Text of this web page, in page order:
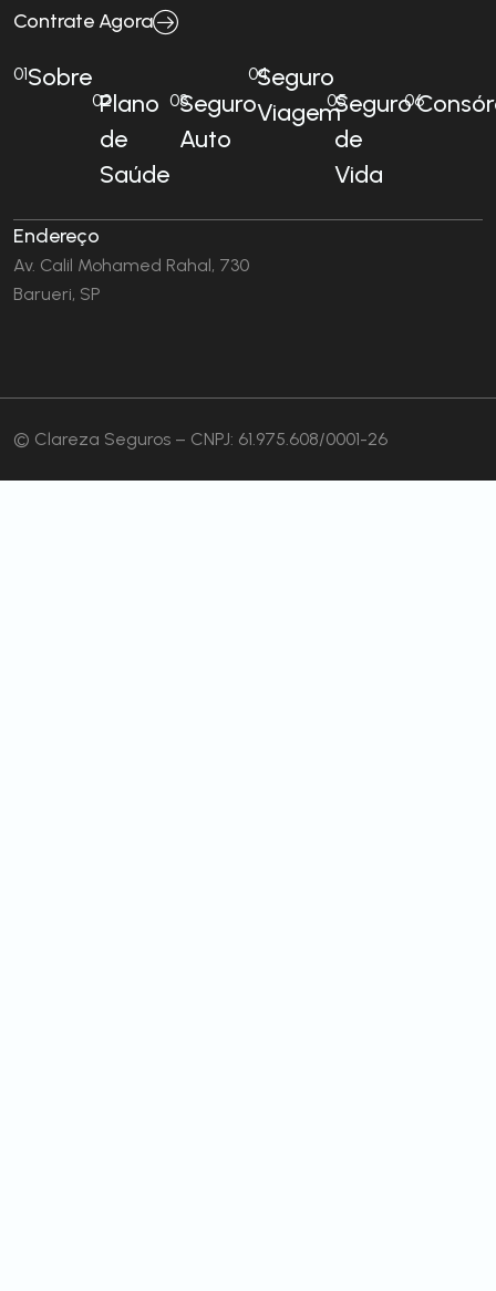
Contrate Agora
01Sobre
02Plano
de
Saúde
03Seguro
Auto
04Seguro
Viagem
05Seguro
de
Vida
06
Endereço
Av. Calil Mohamed Rahal, 730
Barueri, SP
© Clareza Seguros – CNPJ: 61.975.608/0001-26